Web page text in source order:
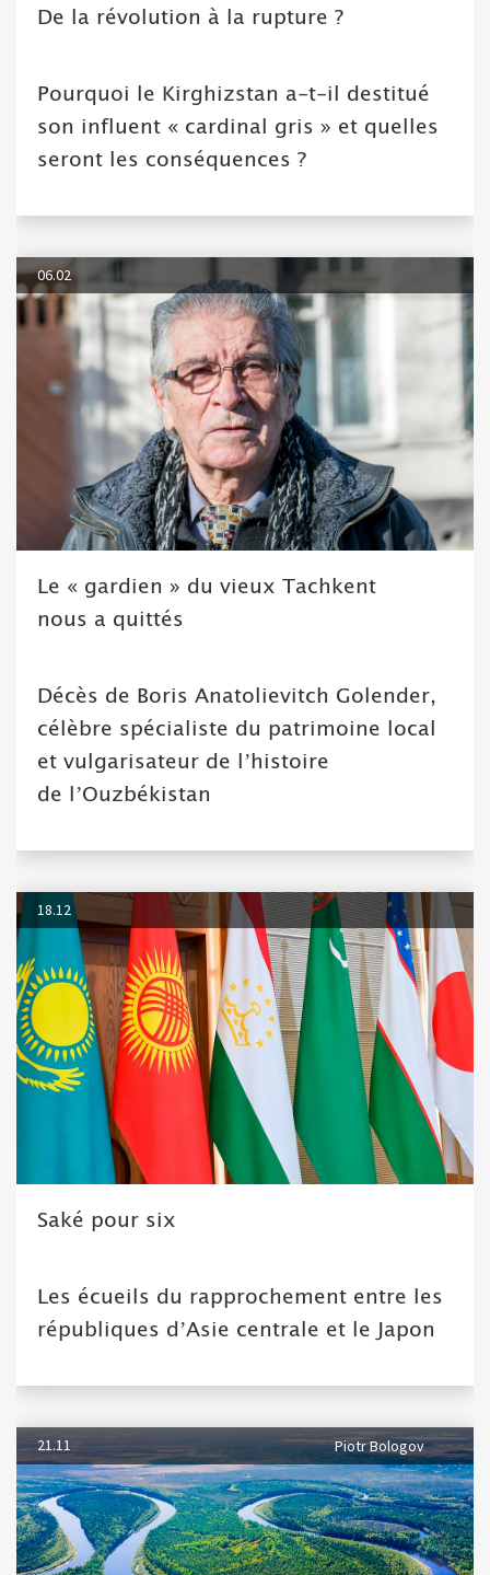
De la révolution à la rupture ?
Pourquoi le Kirghizstan a-t-il destitué
son influent « cardinal gris » et quelles
seront les conséquences ?
06.02
Le « gardien » du vieux Tachkent
nous a quittés
Décès de Boris Anatolievitch Golender,
célèbre spécialiste du patrimoine local
et vulgarisateur de l’histoire
de l’Ouzbékistan
18.12
Saké pour six
Les écueils du rapprochement entre les
républiques d’Asie centrale et le Japon
21.11 Piotr Bologov